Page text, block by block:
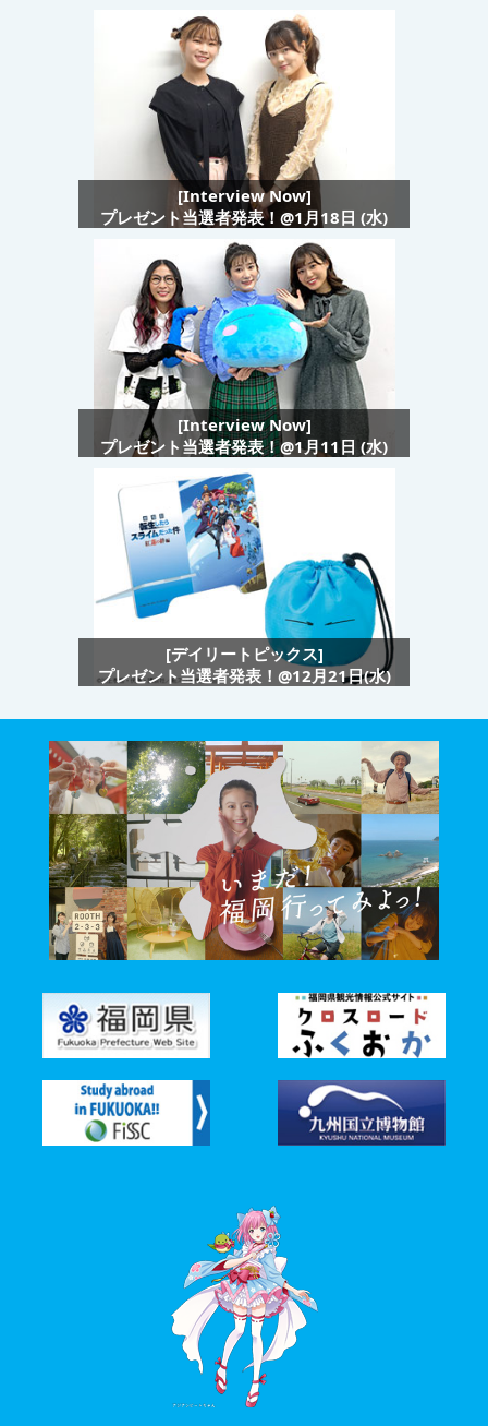
[Interview Now]
プレゼント当選者発表！@1月18日 (水)
[Interview Now]
プレゼント当選者発表！@1月11日 (水)
[デイリートピックス]
プレゼント当選者発表！@12月21日(水)